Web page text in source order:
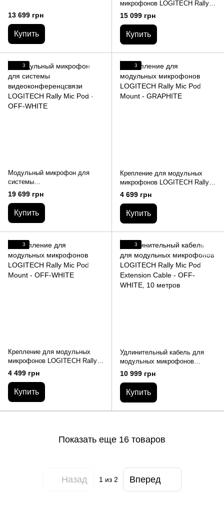
13 699 грн
Купить
микрофонов LOGITECH Rally
Mic Pod Hub for the Logitech
Rally Ultra-HD ConferenceCam
15 099 грн
Купить
3
Модульный микрофон для
системы
видеоконференцсвязи
LOGITECH Rally Mic Pod -
OFF-WHITE
19 699 грн
Купить
3
Крепление для модульных
микрофонов LOGITECH Rally
Mic Pod Mount - GRAPHITE
4 699 грн
Купить
3
Крепление для модульных
микрофонов LOGITECH Rally
Mic Pod Mount - OFF-WHITE
4 499 грн
Купить
3
Удлинительный кабель для
модульных микрофонов
LOGITECH Rally Mic Pod
Extension Cable - OFF-WHITE,
10 метров
10 999 грн
Купить
Показать еще 16 товаров
Назад 1из 2 Вперед